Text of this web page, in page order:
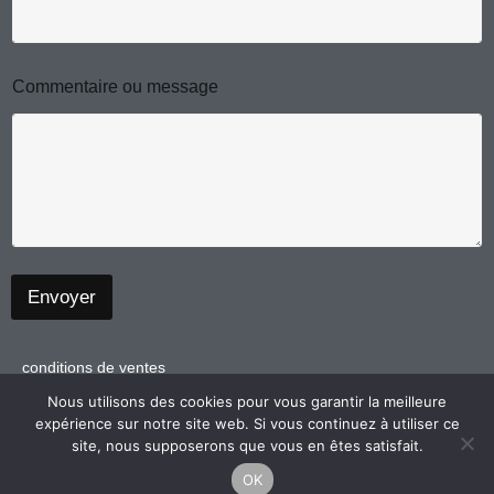
m
e
s
a
l
Commentaire ou message
Envoyer
conditions de ventes
politique de confidentialité
mentions légales
Nous utilisons des cookies pour vous garantir la meilleure
expérience sur notre site web. Si vous continuez à utiliser ce
site, nous supposerons que vous en êtes satisfait.
OK